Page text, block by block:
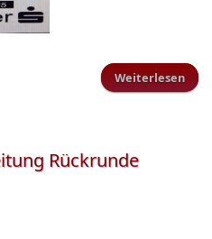
Weiterlesen
Rückrunde